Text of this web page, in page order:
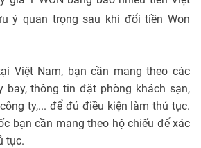
ý quan trọng sau khi đổi tiền Won
Việt Nam, bạn cần mang theo các
bay, thông tin đặt phòng khách sạn,
ty,... để đủ điều kiện làm thủ tục.
bạn cần mang theo hộ chiếu để xác
tục.